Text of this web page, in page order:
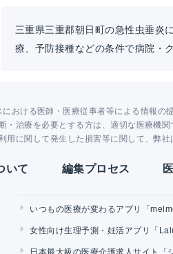
三重県三重郡朝日町の急性虫垂炎
療、予防接種などの条件で病院・
における医師・医療従事者等による情報の
・治療を必要とする方は、適切な医療機関
用に関して発生した損害等に関して、弊
いて 編集プロセス
いつもの医療が変わるアプリ「
女性向け生理予測・妊活アプリ「
日本最大級の医療介護求人サイト「